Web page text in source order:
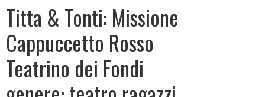
Titta & Tonti: Missione
Cappuccetto Rosso
Teatrino dei Fondi